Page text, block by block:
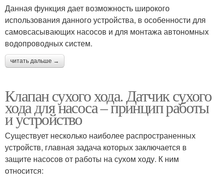
Данная функция дает возможность широкого
использования данного устройства, в особенности для
самовсасывающих насосов и для монтажа автономных
водопроводных систем.
читать дальше →
Клапан сухого хода. Датчик сухого
хода для насоса – принцип работы
и устройство
Существует несколько наиболее распространенных
устройств, главная задача которых заключается в
защите насосов от работы на сухом ходу. К ним
относится: